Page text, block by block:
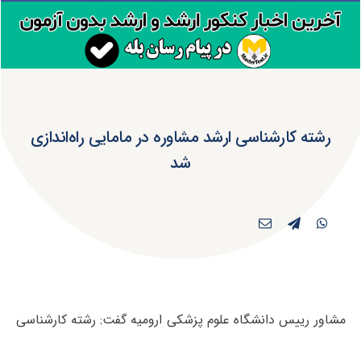
رشته کارشناسی ارشد مشاوره در مامایی راه‌اندازی
شد
مشاور رییس دانشگاه علوم پزشکی ارومیه گفت: رشته کارشناسی